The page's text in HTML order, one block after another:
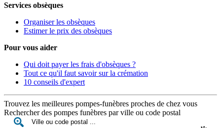
Services obsèques
Organiser les obsèques
Estimer le prix des obsèques
Pour vous aider
Qui doit payer les frais d'obsèques ?
Tout ce qu'il faut savoir sur la crémation
10 conseils d'expert
Trouvez les meilleures pompes-funèbres proches de chez vous
Rechercher des pompes funèbres par ville ou code postal